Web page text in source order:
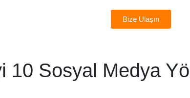
Bize Ulaşın
Sosyal Medya